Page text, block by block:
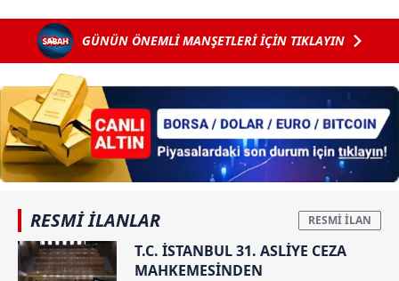
Köybaşı jübile
yaptı
Ankara'ya
ulaşacak YHT
Bunca kokaine
uyumam...
GÜNÜN ÖNEMLİ MANŞETLERİ İÇİN TIKLAYIN
RESMİ İLANLAR
T.C. İSTANBUL 31. ASLİYE CEZA
MAHKEMESİNDEN